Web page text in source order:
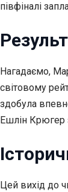
півфіналі
Нагадаємо,
світовому
здобула
Ешлін Крюгер
Цей вихід до